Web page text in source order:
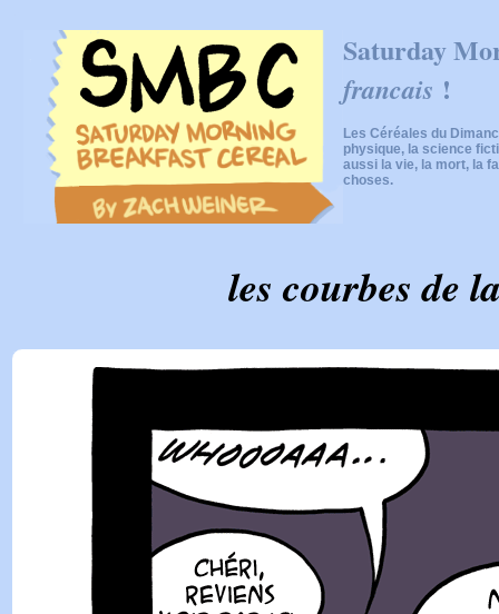
Saturday
francais !
Les Céréales du
physique, la science
aussi la vie, la mort, la
choses.
les courbes de